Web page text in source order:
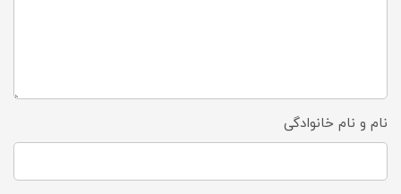
نام و نام خانوادگی